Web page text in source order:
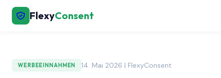
FlexyConsent
WERBEEINNAHMEN 14. Mai 2026 | FlexyConsent